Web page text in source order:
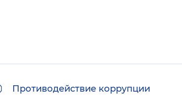
Противодействие коррупции